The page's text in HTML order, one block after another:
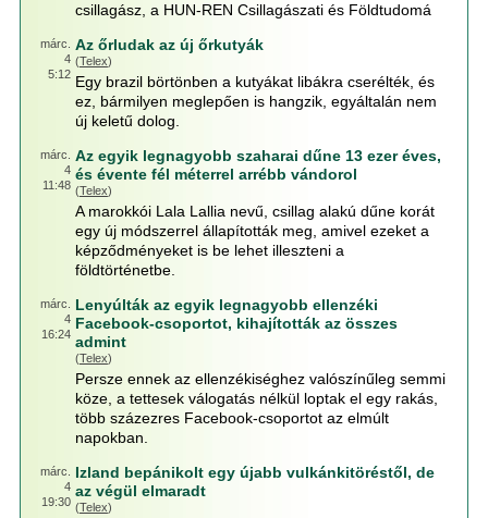
csillagász, a HUN-REN Csillagászati és Földtudomá
márc.
4
5:12
Az őrludak az új őrkutyák
(Telex)
Egy brazil börtönben a kutyákat libákra cserélték, és
ez, bármilyen meglepően is hangzik, egyáltalán nem
új keletű dolog.
márc.
4
11:48
Az egyik legnagyobb szaharai dűne 13 ezer éves,
és évente fél méterrel arrébb vándorol
(Telex)
A marokkói Lala Lallia nevű, csillag alakú dűne korát
egy új módszerrel állapították meg, amivel ezeket a
képződményeket is be lehet illeszteni a
földtörténetbe.
márc.
4
16:24
Lenyúlták az egyik legnagyobb ellenzéki
Facebook-csoportot, kihajították az összes
admint
(Telex)
Persze ennek az ellenzékiséghez valószínűleg semmi
köze, a tettesek válogatás nélkül loptak el egy rakás,
több százezres Facebook-csoportot az elmúlt
napokban.
márc.
4
19:30
Izland bepánikolt egy újabb vulkánkitöréstől, de
az végül elmaradt
(Telex)